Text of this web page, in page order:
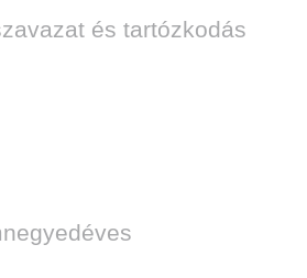
és tartózkodás